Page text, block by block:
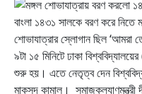
বাংলা ১৪৩১ সালকে বরণ করে নিতে
শোভাযাত্রার স্লোগান ছিল ‘আমরা
৯টা ১৫ মিনিটে ঢাকা
শুরু হয়। এতে নেতৃত্ব দেন
মাকসুদ কামাল। সমাজকল্যাণমন্ত্রী